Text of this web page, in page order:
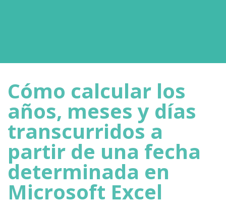
Cómo calcular los
años, meses y días
transcurridos a
partir de una fecha
determinada en
Microsoft Excel